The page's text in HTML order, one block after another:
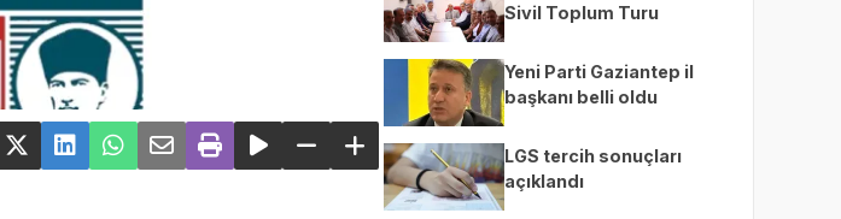
Sivil Toplum Turu
Yeni Parti Gaziantep il
başkanı belli oldu
LGS tercih sonuçları
açıklandı